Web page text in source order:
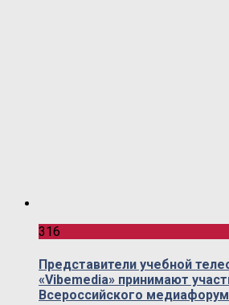
316
Представители учебной
«Vibemedia» принимают
Всероссийского